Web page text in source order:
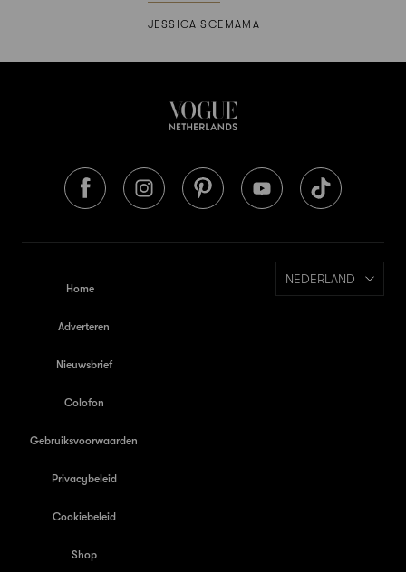
JESSICA SCEMAMA
Home
Adverteren
Nieuwsbrief
Colofon
Gebruiksvoorwaarden
Privacybeleid
Cookiebeleid
Shop
NEDERLAND